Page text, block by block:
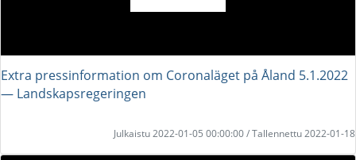
Extra pressinformation om Coronaläget på Åland 5.1.2022
― Landskapsregeringen
Julkaistu 2022-01-05 00:00:00 / Tallennettu 2022-01-18